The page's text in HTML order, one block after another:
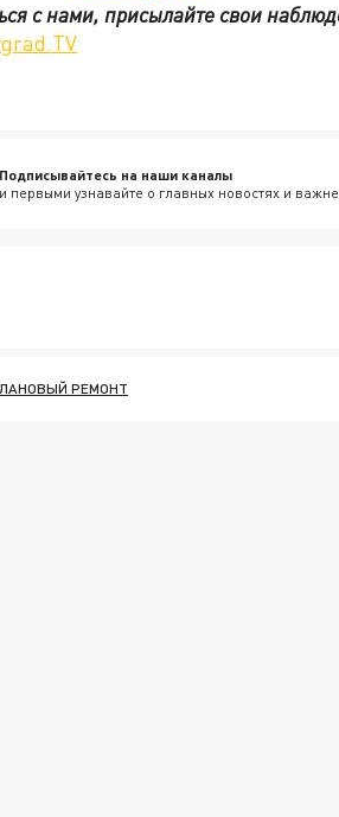
с нами, присылайте свои
Подписывайтесь на наши каналы
и первыми узнавайте о главных новостях и
РЕМОНТ